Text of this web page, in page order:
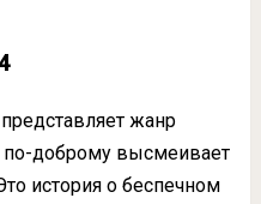
жанр
по-доброму высмеивает
история о беспечном